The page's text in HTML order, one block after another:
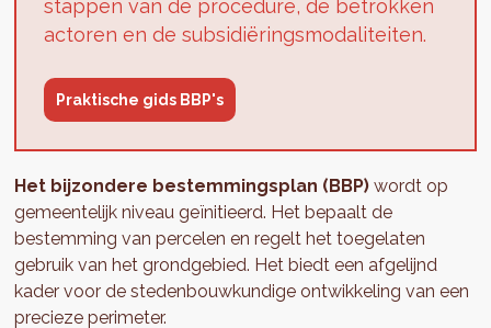
stappen van de procedure, de betrokken
actoren en de subsidiëringsmodaliteiten.
Praktische gids BBP's
Het bijzondere bestemmingsplan (BBP) wordt op
gemeentelijk niveau geïnitieerd. Het bepaalt de
bestemming van percelen en regelt het toegelaten
gebruik van het grondgebied. Het biedt een afgelijnd
kader voor de stedenbouwkundige ontwikkeling van een
precieze perimeter.